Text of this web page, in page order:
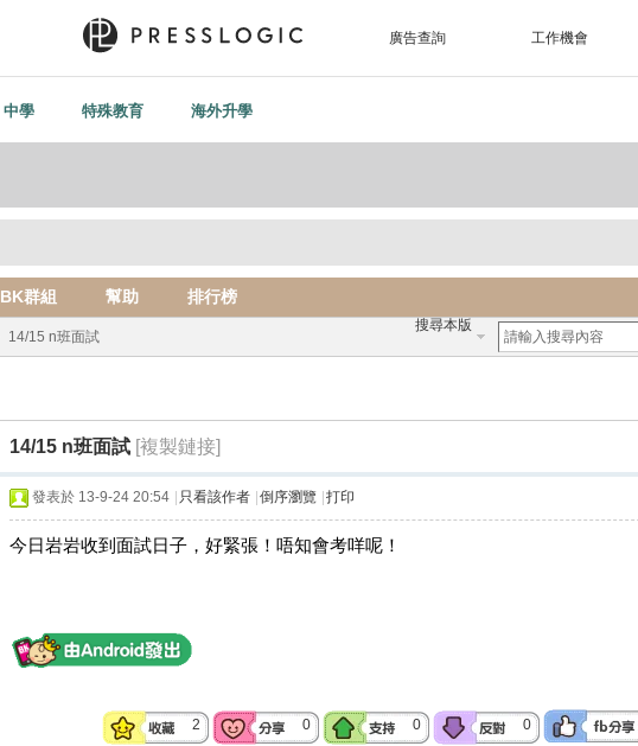
廣告查詢 工作機會
中學 特殊教育 海外升學
BK群組 幫助 排行榜
搜尋本版
14/15 n班面試
14/15 n班面試 [複製鏈接]
發表於 13-9-24 20:54 只看該作者 倒序瀏覽 打印
今日岩岩收到面試日子，好緊張！唔知會考咩呢！
2 0 0 0